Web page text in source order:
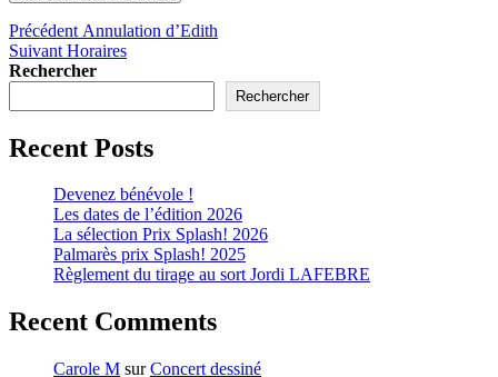
Précédent Annulation d’Edith
Suivant Horaires
Rechercher
Rechercher
Recent Posts
Devenez bénévole !
Les dates de l’édition 2026
La sélection Prix Splash! 2026
Palmarès prix Splash! 2025
Règlement du tirage au sort Jordi LAFEBRE
Recent Comments
Carole M surConcert dessiné